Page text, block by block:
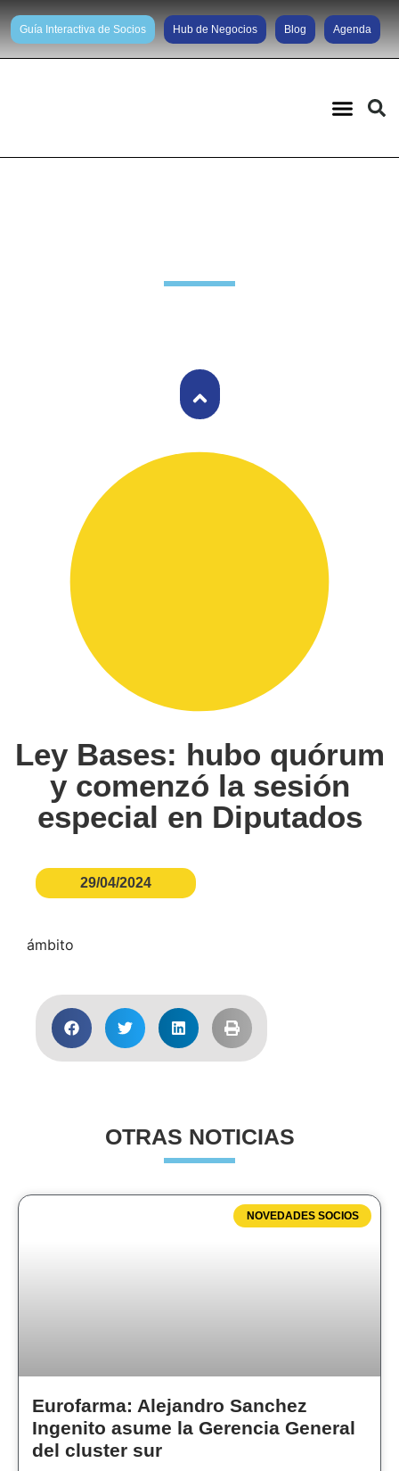
Guía Interactiva de Socios Hub de Negocios Blog Agenda
Ley Bases: hubo quórum
y comenzó la sesión
especial en Diputados
29/04/2024
ámbito
OTRAS NOTICIAS
NOVEDADES SOCIOS
Eurofarma: Alejandro Sanchez
Ingenito asume la Gerencia General
del cluster sur